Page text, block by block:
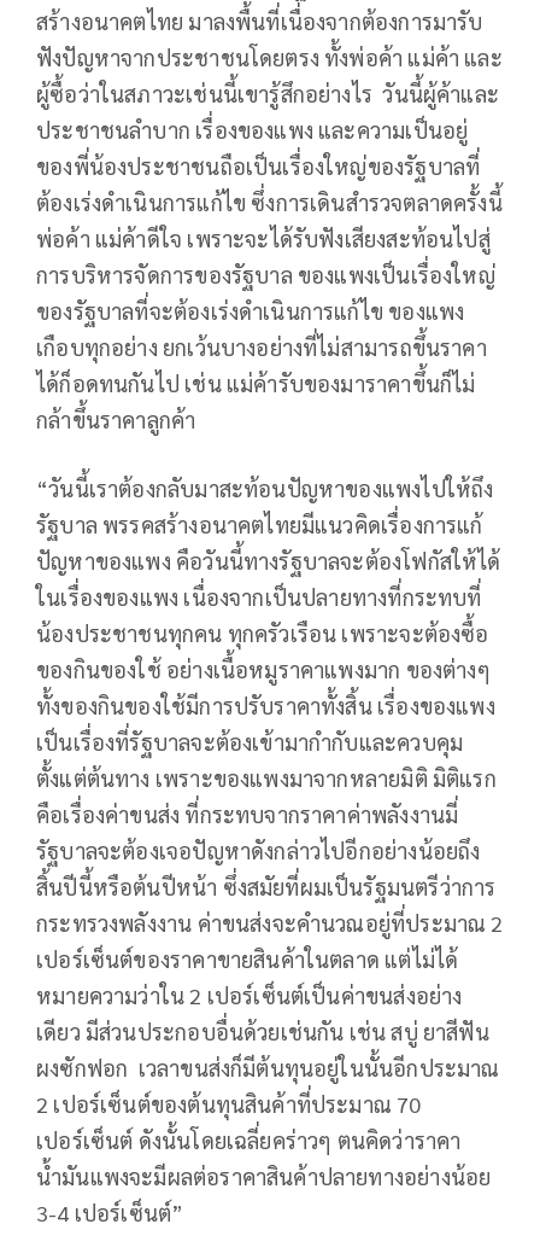
สร้างอนาคตไทย มาลงพื้นที่เนื่องจากต้องการมารับ
ฟังปัญหาจากประชาชนโดยตรง ทั้งพ่อค้า แม่ค้า และ
ผู้ซื้อว่าในสภาวะเช่นนี้เขารู้สึกอย่างไร วันนี้ผู้ค้าและ
ประชาชนลำบาก เรื่องของแพง และความเป็นอยู่
ของพี่น้องประชาชนถือเป็นเรื่องใหญ่ของรัฐบาลที่
ต้องเร่งดำเนินการแก้ไข ซึ่งการเดินสำรวจตลาดครั้งนี้
พ่อค้า แม่ค้าดีใจ เพราะจะได้รับฟังเสียงสะท้อนไปสู่
การบริหารจัดการของรัฐบาล ของแพงเป็นเรื่องใหญ่
ของรัฐบาลที่จะต้องเร่งดำเนินการแก้ไข ของแพง
เกือบทุกอย่าง ยกเว้นบางอย่างที่ไม่สามารถขึ้นราคา
ได้ก็อดทนกันไป เช่น แม่ค้ารับของมาราคาขึ้นก็ไม่
กล้าขึ้นราคาลูกค้า
“วันนี้เราต้องกลับมาสะท้อนปัญหาของแพงไปให้ถึง
รัฐบาล พรรคสร้างอนาคตไทยมีแนวคิดเรื่องการแก้
ปัญหาของแพง คือวันนี้ทางรัฐบาลจะต้องโฟกัสให้ได้
ในเรื่องของแพง เนื่องจากเป็นปลายทางที่กระทบที่
น้องประชาชนทุกคน ทุกครัวเรือน เพราะจะต้องซื้อ
ของกินของใช้ อย่างเนื้อหมูราคาแพงมาก ของต่างๆ
ทั้งของกินของใช้มีการปรับราคาทั้งสิ้น เรื่องของแพง
เป็นเรื่องที่รัฐบาลจะต้องเข้ามากำกับและควบคุม
ตั้งแต่ต้นทาง เพราะของแพงมาจากหลายมิติ มิติแรก
คือเรื่องค่าขนส่ง ที่กระทบจากราคาค่าพลังงานมี่
รัฐบาลจะต้องเจอปัญหาดังกล่าวไปอีกอย่างน้อยถึง
สิ้นปีนี้หรือต้นปีหน้า ซึ่งสมัยที่ผมเป็นรัฐมนตรีว่าการ
กระทรวงพลังงาน ค่าขนส่งจะคำนวณอยู่ที่ประมาณ 2
เปอร์เซ็นต์ของราคาขายสินค้าในตลาด แต่ไม่ได้
หมายความว่าใน 2 เปอร์เซ็นต์เป็นค่าขนส่งอย่าง
เดียว มีส่วนประกอบอื่นด้วยเช่นกัน เช่น สบู่ ยาสีฟัน
ผงซักฟอก เวลาขนส่งก็มีต้นทุนอยู่ในนั้นอีกประมาณ
2 เปอร์เซ็นต์ของต้นทุนสินค้าที่ประมาณ 70
เปอร์เซ็นต์ ดังนั้นโดยเฉลี่ยคร่าวๆ ตนคิดว่าราคา
น้ำมันแพงจะมีผลต่อราคาสินค้าปลายทางอย่างน้อย
3-4 เปอร์เซ็นต์”